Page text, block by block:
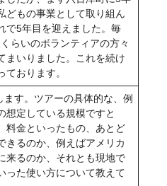
どもの事業として取り組ん
で5年目を迎えました。毎
らいのボランティアの方々
まいりました。これを続け
ております。
す。ツアーの具体的な、例
想定している規模ですと
料金といったもの、あとど
きるのか、例えばアメリカ
来るのか、それとも現地で
った使い方について教えて